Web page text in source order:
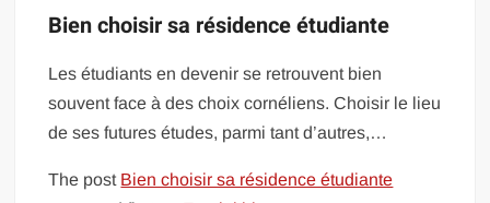
Bien choisir sa résidence étudiante
Les étudiants en devenir se retrouvent bien
souvent face à des choix cornéliens. Choisir le lieu
de ses futures études, parmi tant d’autres,…
The post Bien choisir sa résidence étudiante